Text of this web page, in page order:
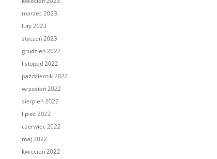
marzec 2023
luty 2023
styczeń 2023
grudzień 2022
listopad 2022
październik 2022
wrzesień 2022
sierpień 2022
lipiec 2022
czerwiec 2022
maj 2022
kwiecień 2022